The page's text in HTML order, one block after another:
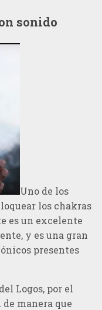
sonido
Uno de los
los chakras
es un excelente
y es una gran
presentes
Logos, por el
manera que